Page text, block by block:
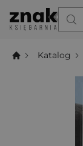
Katalog